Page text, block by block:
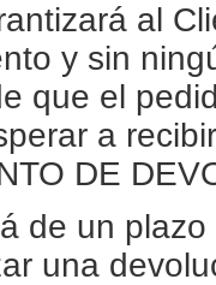
al
y sin
que el
a
DE
de un
una